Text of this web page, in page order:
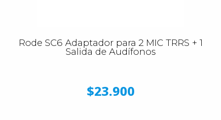
Rode SC6 Adaptador para 2 MIC TRRS + 1
Salida de Audífonos
$23.900